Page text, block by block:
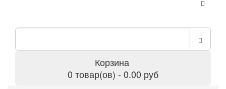
Корзина
0 товар(ов) - 0.00 руб